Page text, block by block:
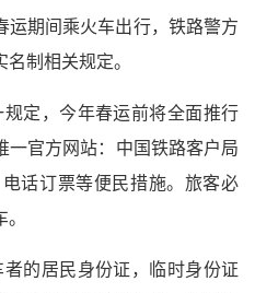
运期间乘火车出行，铁路警方
制相关规定。
定，今年春运前将全面推行
一官方网站：中国铁路客户局
电话订票等便民措施。旅客必
的居民身份证，临时身份证